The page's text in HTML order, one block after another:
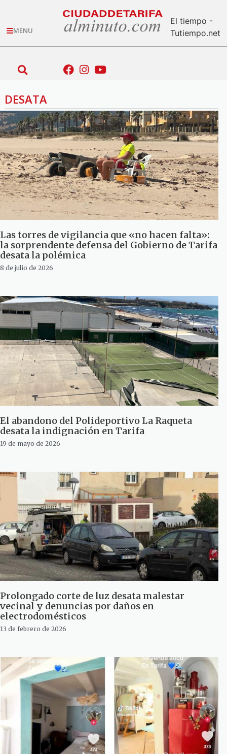
MENU
El tiempo -
Tutiempo.net
DESATA
Las torres de vigilancia que «no hacen falta»:
la sorprendente defensa del Gobierno de Tarifa
desata la polémica
8 de julio de 2026
El abandono del Polideportivo La Raqueta
desata la indignación en Tarifa
19 de mayo de 2026
Prolongado corte de luz desata malestar
vecinal y denuncias por daños en
electrodomésticos
13 de febrero de 2026